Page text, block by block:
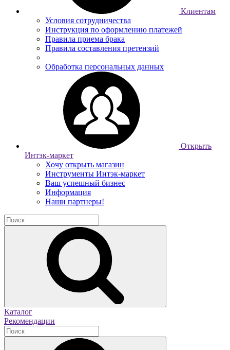
Клиентам
Условия сотрудничества
Инструкция по оформлению платежей
Правила приема брака
Правила составления претензий
Обработка персональных данных
Открыть
Интэк-маркет
Хочу открыть магазин
Инструменты Интэк-маркет
Ваш успешный бизнес
Информация
Наши партнеры!
Каталог
Рекомендации